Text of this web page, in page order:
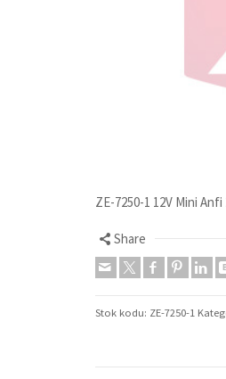
ZE-7250-1 12V Mini
Share
Stok kodu: ZE-7250-1